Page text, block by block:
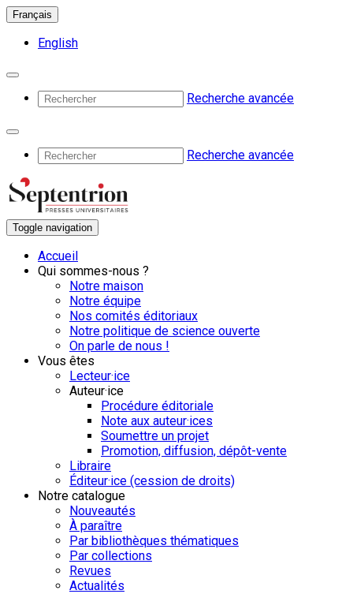
Français
English
Recherche avancée
Recherche avancée
Toggle navigation
Accueil
Qui sommes-nous ?
Notre maison
Notre équipe
Nos comités éditoriaux
Notre politique de science ouverte
On parle de nous !
Vous êtes
Lecteur·ice
Auteur·ice
Procédure éditoriale
Note aux auteur·ices
Soumettre un projet
Promotion, diffusion, dépôt-vente
Libraire
Éditeur·ice (cession de droits)
Notre catalogue
Nouveautés
À paraître
Par bibliothèques thématiques
Par collections
Revues
Actualités